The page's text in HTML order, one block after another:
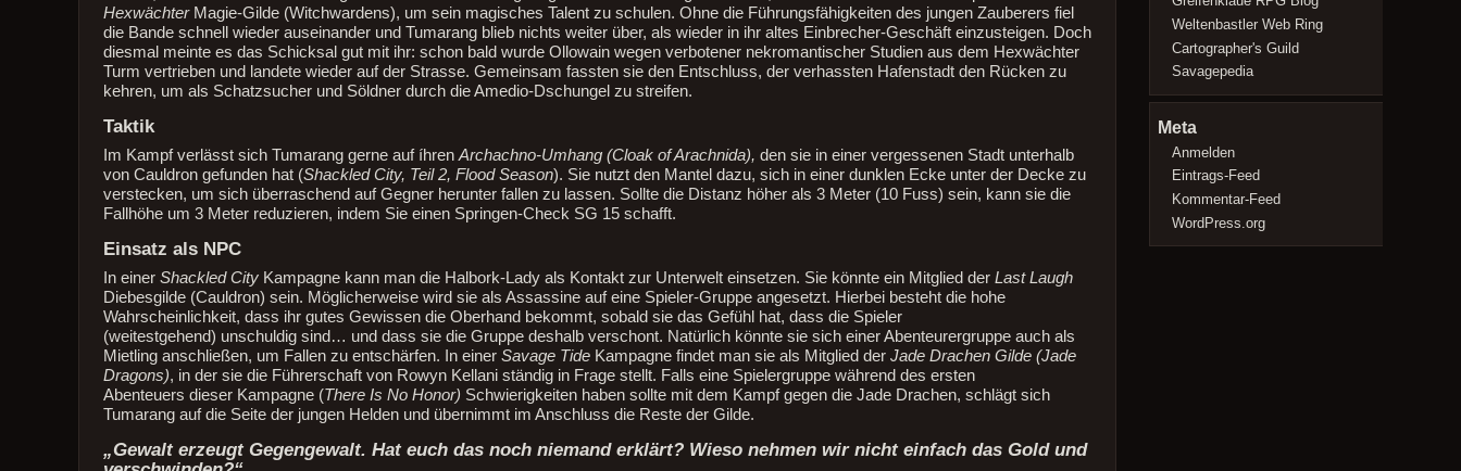
HexwächterMagie-Gilde (Witchwardens), um sein magisches Talent zu schulen. Ohne die Führungsfähigkeiten des jungen Zauberers fiel
die Bande schnell wieder auseinander und Tumarang blieb nichts weiter über, als wieder in ihr altes Einbrecher-Geschäft einzusteigen. Doch
diesmal meinte es das Schicksal gut mit ihr: schon bald wurde Ollowain wegen verbotener nekromantischer Studien aus dem Hexwächter
Turm vertrieben und landete wieder auf der Strasse. Gemeinsam fassten sie den Entschluss, der verhassten Hafenstadt den Rücken zu
kehren, um als Schatzsucher und Söldner durch die Amedio-Dschungel zu streifen.
Taktik
Im Kampf verlässt sich Tumarang gerne auf íhren Archachno-Umhang (Cloak of Arachnida), den sie in einer vergessenen Stadt unterhalb
von Cauldron gefunden hat (Shackled City, Teil 2, Flood Season). Sie nutzt den Mantel dazu, sich in einer dunklen Ecke unter der Decke zu
verstecken, um sich überraschend auf Gegner herunter fallen zu lassen. Sollte die Distanz höher als 3 Meter (10 Fuss) sein, kann sie die
Fallhöhe um 3 Meter reduzieren, indem Sie einen Springen-Check SG 15 schafft.
Einsatz als NPC
In einer Shackled CityKampagne kann man die Halbork-Lady als Kontakt zur Unterwelt einsetzen. Sie könnte ein Mitglied der Last Laugh
Diebesgilde (Cauldron) sein. Möglicherweise wird sie als Assassine auf eine Spieler-Gruppe angesetzt. Hierbei besteht die hohe
Wahrscheinlichkeit, dass ihr gutes Gewissen die Oberhand bekommt, sobald sie das Gefühl hat, dass die Spieler
(weitestgehend) unschuldig sind… und dass sie die Gruppe deshalb verschont. Natürlich könnte sie sich einer Abenteurergruppe auch als
Mietling anschließen, um Fallen zu entschärfen. In einer Savage TideKampagne findet man sie als Mitglied der Jade Drachen Gilde (Jade
Dragons), in der sie die Führerschaft von Rowyn Kellani ständig in Frage stellt. Falls eine Spielergruppe während des ersten
Abenteuers dieser Kampagne (There Is No Honor) Schwierigkeiten haben sollte mit dem Kampf gegen die Jade Drachen, schlägt sich
Tumarang auf die Seite der jungen Helden und übernimmt im Anschluss die Reste der Gilde.
„Gewalt erzeugt Gegengewalt. Hat euch das noch niemand erklärt? Wieso nehmen wir nicht einfach das Gold und
Weltenbastler Web Ring
Cartographer's Guild
Savagepedia
Meta
Anmelden
Eintrags-Feed
Kommentar-Feed
WordPress.org